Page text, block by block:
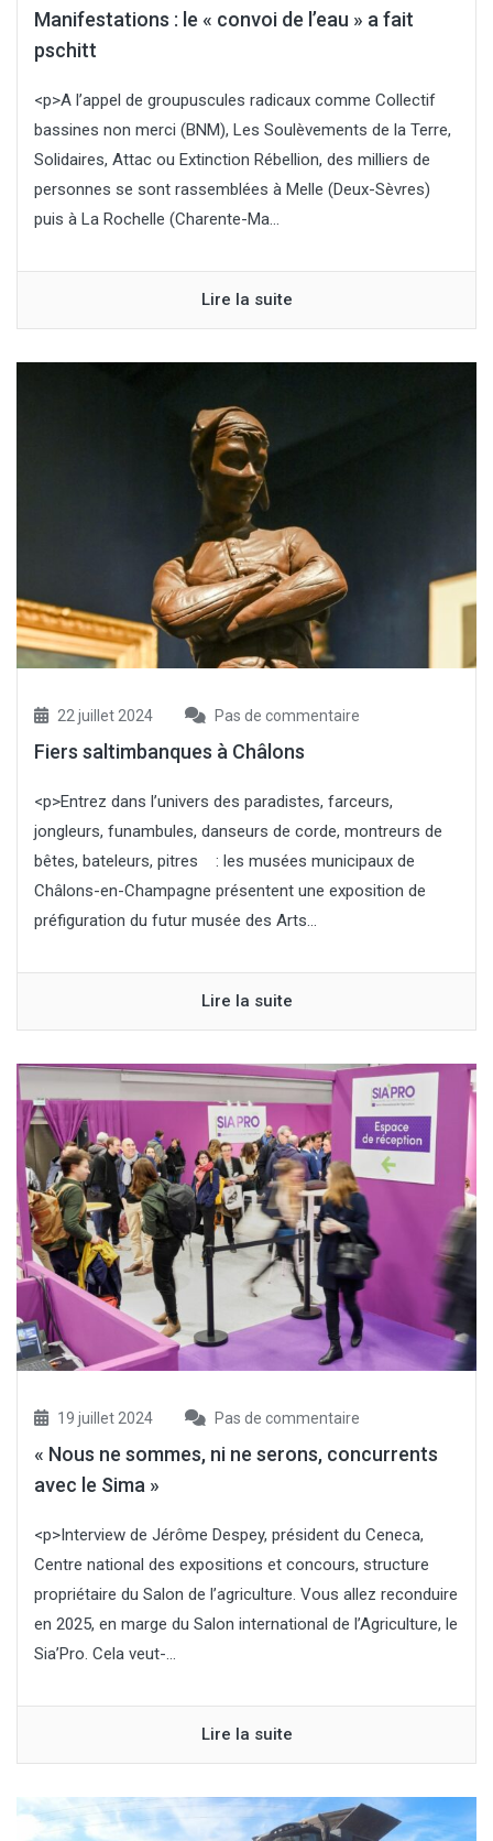
Manifestations : le « convoi de l’eau » a fait
pschitt
<p>A l’appel de groupuscules radicaux comme Collectif
bassines non merci (BNM), Les Soulèvements de la Terre,
Solidaires, Attac ou Extinction Rébellion, des milliers de
personnes se sont rassemblées à Melle (Deux-Sèvres)
puis à La Rochelle (Charente-Ma...
Lire la suite
22 juillet 2024 Pas de commentaire
Fiers saltimbanques à Châlons
<p>Entrez dans l’univers des paradistes, farceurs,
jongleurs, funambules, danseurs de corde, montreurs de
bêtes, bateleurs, pitres : les musées municipaux de
Châlons-en-Champagne présentent une exposition de
préfiguration du futur musée des Arts...
Lire la suite
19 juillet 2024 Pas de commentaire
« Nous ne sommes, ni ne serons, concurrents
avec le Sima »
<p>Interview de Jérôme Despey, président du Ceneca,
Centre national des expositions et concours, structure
propriétaire du Salon de l’agriculture. Vous allez reconduire
en 2025, en marge du Salon international de l’Agriculture, le
Sia’Pro. Cela veut-...
Lire la suite